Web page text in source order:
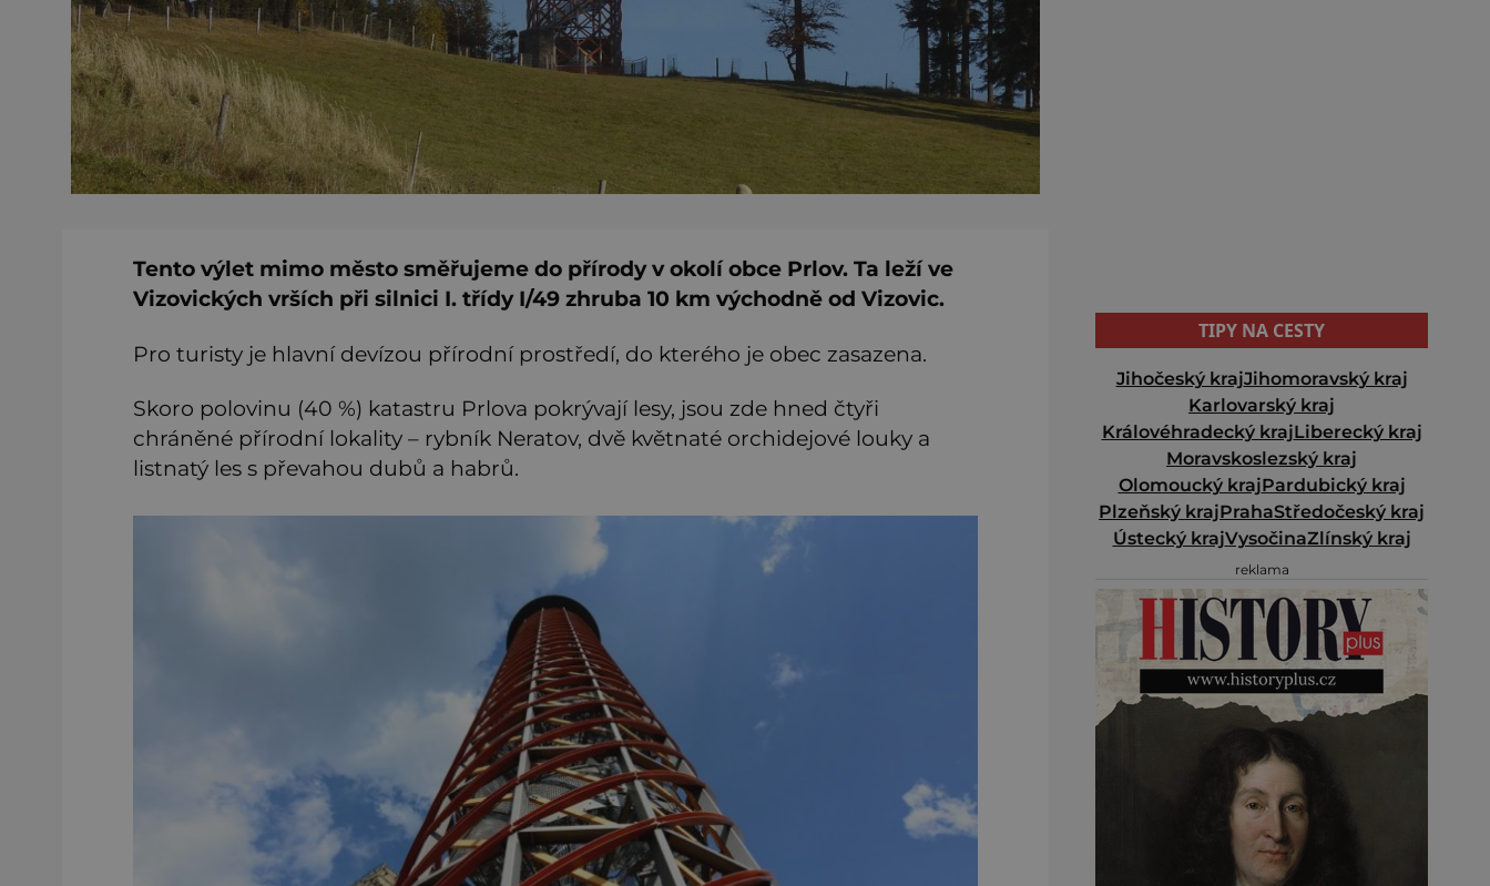
Tento výlet mimo město směřujeme do přírody v okolí obce Prlov. Ta leží ve
Vizovických vrších při silnici I. třídy I/49 zhruba 10 km východně od Vizovic.
Pro turisty je hlavní devízou přírodní prostředí, do kterého je obec zasazena.
Skoro polovinu (40 %) katastru Prlova pokrývají lesy, jsou zde hned čtyři
chráněné přírodní lokality – rybník Neratov, dvě květnaté orchidejové louky a
listnatý les s převahou dubů a habrů.
TIPY NA CESTY
Jihočeský krajJihomoravský kraj
Karlovarský kraj
Královéhradecký krajLiberecký kraj
Moravskoslezský kraj
Olomoucký krajPardubický kraj
Plzeňský krajPrahaStředočeský kraj
Ústecký krajVysočinaZlínský kraj
reklama